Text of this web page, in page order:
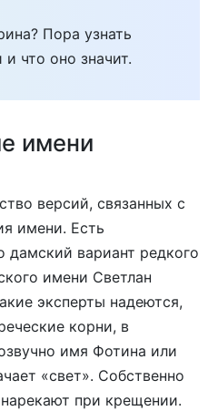
Пора узнать
что оно значит.
имени
версий, связанных с
имени. Есть
дамский вариант редкого
имени Светлан
эксперты надеются,
корни, в
имя Фотина или
«свет». Собственно
при крещении.